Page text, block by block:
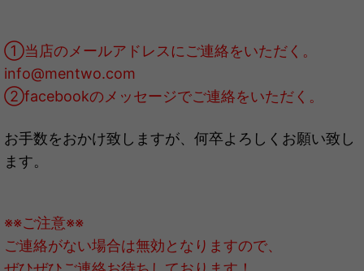
①当店のメールアドレスにご連絡をいただく。
info@mentwo.com
②facebookのメッセージでご連絡をいただく。
お手数をおかけ致しますが、何卒よろしくお願い致し
ます。
※※ご注意※※
ご連絡がない場合は無効となりますので、